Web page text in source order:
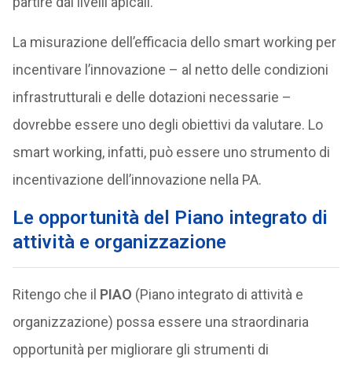
La misurazione dell’efficacia dello smart working per
incentivare l’innovazione – al netto delle condizioni
infrastrutturali e delle dotazioni necessarie –
dovrebbe essere uno degli obiettivi da valutare. Lo
smart working, infatti, può essere uno strumento di
incentivazione dell’innovazione nella PA.
Le opportunità del Piano integrato di
attività e organizzazione
Ritengo che il PIAO (Piano integrato di attività e
organizzazione) possa essere una straordinaria
opportunità per migliorare gli strumenti di